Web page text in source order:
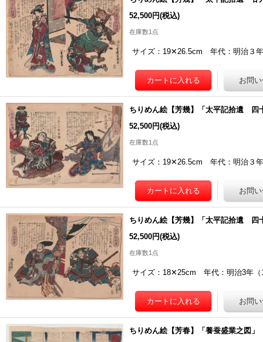
52,500円(税込)
在庫数1点
サイズ：19✕26.5cm 年代：明治３
ちりめん絵【芳幾】「太平記拾遺
52,500円(税込)
在庫数1点
サイズ：19✕26.5cm 年代：明治３
ちりめん絵【芳幾】「太平記拾遺
52,500円(税込)
在庫数1点
サイズ：18✕25cm 年代：明治3年
ちりめん絵【芳春】「養蚕盛業之図」